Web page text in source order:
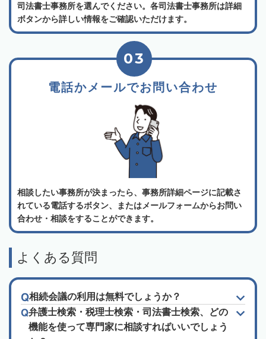
司法書士事務所を選んでください。各司法書士事務所は詳細
ボタンから詳しい情報をご確認いただけます。
電話かメールでお問い合わせ
03
相談したい事務所が決まったら、事務所詳細ページに記載さ
れている電話するボタン、またはメールフォームからお問い
合わせ・相談をすることができます。
よくある質問
相続会議の利用は無料でしょうか？
弁護士検索・税理士検索・司法書士検索、どの
機能を使って専門家に相談すればいいでしょう